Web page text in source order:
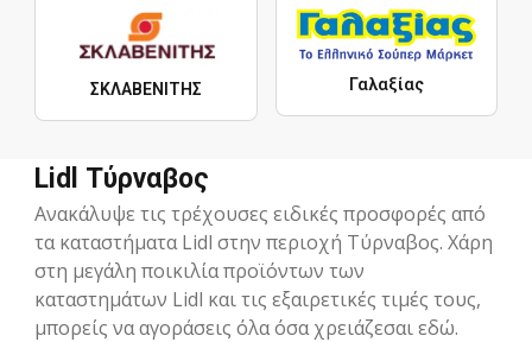
ΣΚΛΑΒΕΝΙΤΗΣ Γαλαξίας
Lidl Τύρναβος
Ανακάλυψε τις τρέχουσες ειδικές προσφορές από
τα καταστήματα Lidl στην περιοχή Τύρναβος. Χάρη
στη μεγάλη ποικιλία προϊόντων των
καταστημάτων Lidl και τις εξαιρετικές τιμές τους,
μπορείς να αγοράσεις όλα όσα χρειάζεσαι εδώ.